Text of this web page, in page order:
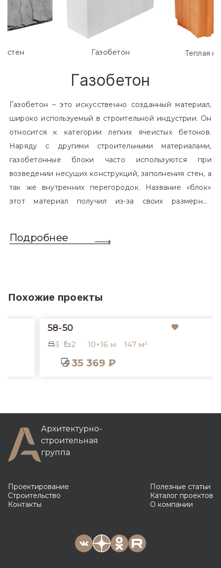
Газобетон Теплая
Газобетон
Газобетон – это искусственно созданный материал,
широко используемый в строительной индустрии. Он
относится к категории легких ячеистых бетонов.
Наряду с другими строительными материалами,
газобетонные блоки часто используются при
возведении несущих конструкций, заполнения стен, а
так же внутренних перегородок. Название «блок»
этот материал получил из-за своих размерных
обычный одинарный кирпич. Размер блоков различен
Подробнее
Похожие проекты
58-50
2 10×16 м 147 м²
35 369 ₽
Архитектурно-
строительная
группа
Проектирование
Строительство
Контакты
Полезные статьи
Каталог проектов
О компании